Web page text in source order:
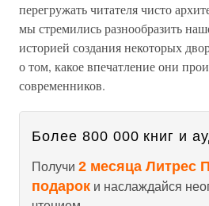
перегружать читателя чисто
мы стремились разнообразить
историей создания некоторых
о том, какое впечатление они
современников.
Более 800 000 книг и
Получи 2 месяца Литрес
подарок и наслаждайся